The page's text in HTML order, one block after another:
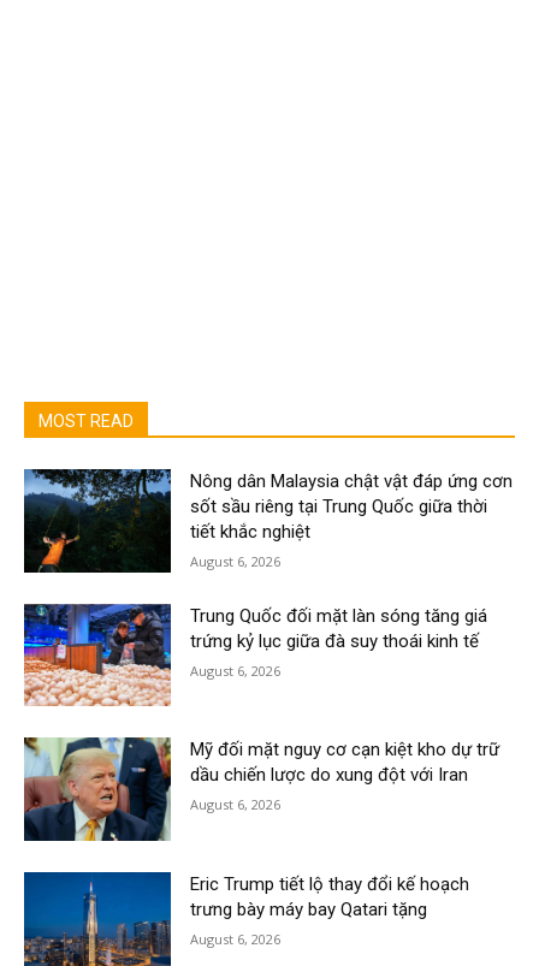
MOST READ
Nông dân Malaysia chật vật đáp ứng cơn
sốt sầu riêng tại Trung Quốc giữa thời
tiết khắc nghiệt
August 6, 2026
Trung Quốc đối mặt làn sóng tăng giá
trứng kỷ lục giữa đà suy thoái kinh tế
August 6, 2026
Mỹ đối mặt nguy cơ cạn kiệt kho dự trữ
dầu chiến lược do xung đột với Iran
August 6, 2026
Eric Trump tiết lộ thay đổi kế hoạch
trưng bày máy bay Qatari tặng
August 6, 2026